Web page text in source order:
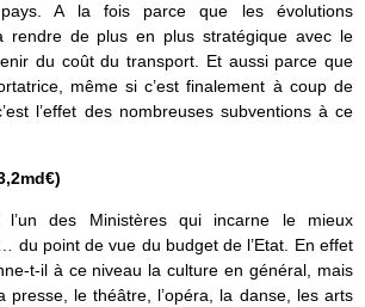
A la fois parce que les évolutions
rendre de plus en plus stratégique avec le
du coût du transport. Et aussi parce que
même si c’est finalement à coup de
l’effet des nombreuses subventions à ce
l’un des Ministères qui incarne le mieux
du point de vue du budget de l’Etat. En effet
t-il à ce niveau la culture en général, mais
presse, le théâtre, l’opéra, la danse, les arts